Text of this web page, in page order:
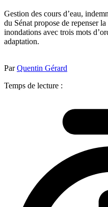
Gestion des cours d’eau,
du Sénat propose de repenser
inondations avec trois mots
adaptation.
ParQuentin Gérard
Temps de lecture :